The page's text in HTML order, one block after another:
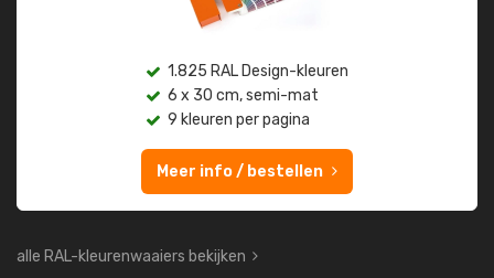
1.825 RAL Design-kleuren
6 x 30 cm, semi-mat
9 kleuren per pagina
Meer info / bestellen
alle RAL-kleurenwaaiers bekijken